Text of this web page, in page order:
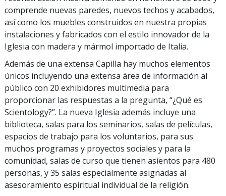
comprende nuevas paredes, nuevos techos y acabados,
así como los muebles construidos en nuestra propias
instalaciones y fabricados con el estilo innovador de la
Iglesia con madera y mármol importado de Italia.
Además de una extensa Capilla hay muchos elementos
únicos incluyendo una extensa área de información al
público con 20 exhibidores multimedia para
proporcionar las respuestas a la pregunta, “¿Qué es
Scientology?”. La nueva Iglesia además incluye una
biblioteca, salas para los seminarios, salas de películas,
espacios de trabajo para los voluntarios, para sus
muchos programas y proyectos sociales y para la
comunidad, salas de curso que tienen asientos para 480
personas, y 35 salas especialmente asignadas al
asesoramiento espiritual individual de la religión.